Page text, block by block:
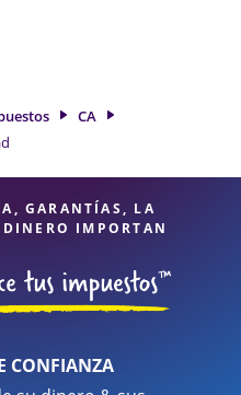
de impuestos en Suisun
Hewitt en 350 Walters Road
nuestros expertos
al detalle y diversidad
CA
GARANTÍAS, LA
IMPORTAN
CONFIANZA